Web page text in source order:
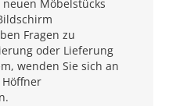
Möbelstücks
Fragen zu
oder Lieferung
wenden Sie sich an